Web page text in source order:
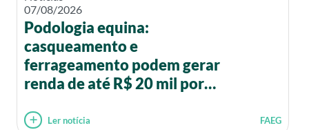
07/08/2026
Podologia equina:
casqueamento e
ferrageamento podem gerar
renda de até R$ 20 mil por
Ler notícia FAEG